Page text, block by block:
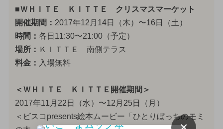
■ＷＨＩＴＥ ＫＩＴＴＥ クリスマスマーケット
開催期間： 2017年12月14日（木）〜16日（土）
時間： 各日11:30〜21:00（予定）
場所： ＫＩＴＴＥ 南側テラス
料金： 入場無料
＜ＷＨＩＴＥ ＫＩＴＴＥ開催期間＞
2017年11月22日（水）〜12月25日（月）
＜ビスコpresents絵本ムービー「ひとりぼっちのモミ